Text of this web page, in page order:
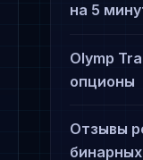
на 5
Olymp
опционы
Отзывы